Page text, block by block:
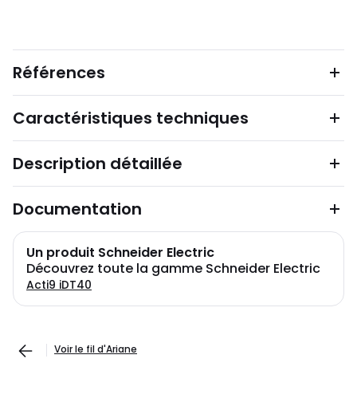
Références
Caractéristiques techniques
Description détaillée
Documentation
Un produit Schneider Electric
Découvrez toute la gamme Schneider Electric
Acti9 iDT40
Voir le fil d'Ariane